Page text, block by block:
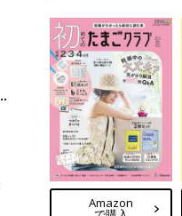
Amazon